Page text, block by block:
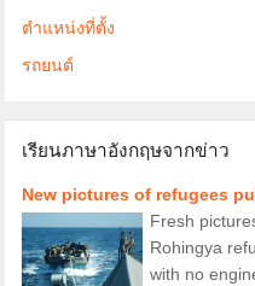
ตำแหน่งที่ตั้ง
รถยนต์
เรียนภาษาอังกฤษจากข่าว
New pictures of refugees
Fresh
Rohingya
with no